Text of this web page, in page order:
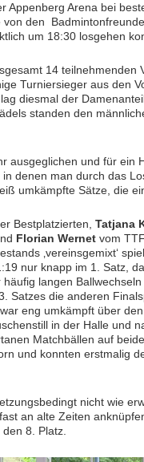
Appenberg Arena bei
den
um 18:30 losgehen
14 teilnehmenden
Turniersieger aus den
lag diesmal der
standen den
ausgeglichen und für ein
denen man durch das
umkämpfte Sätze, die
Bestplatzierten, Tatjana
Florian Wernet vom
‚vereinsgemixt‘
nur knapp im 1. Satz,
langen
Satzes die anderen
eng umkämpft über
in der Halle und
Matchbällen auf
und konnten erstmalig
nicht wie
an alte Zeiten
8. Platz.